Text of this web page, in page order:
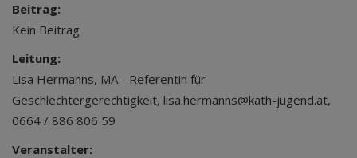
Beitrag:
Kein Beitrag
Leitung:
Lisa Hermanns, MA - Referentin für
Geschlechtergerechtigkeit, lisa.hermanns@kath-jugend.at,
0664 / 886 806 59
Veranstalter: